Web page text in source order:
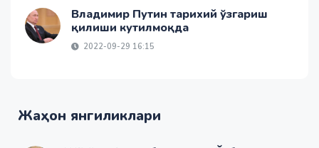
Владимир Путин тарихий ўзгариш
қилиши кутилмоқда
2022-09-29 16:15
Жаҳон янгиликлари